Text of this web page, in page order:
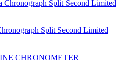
Split Second Limited